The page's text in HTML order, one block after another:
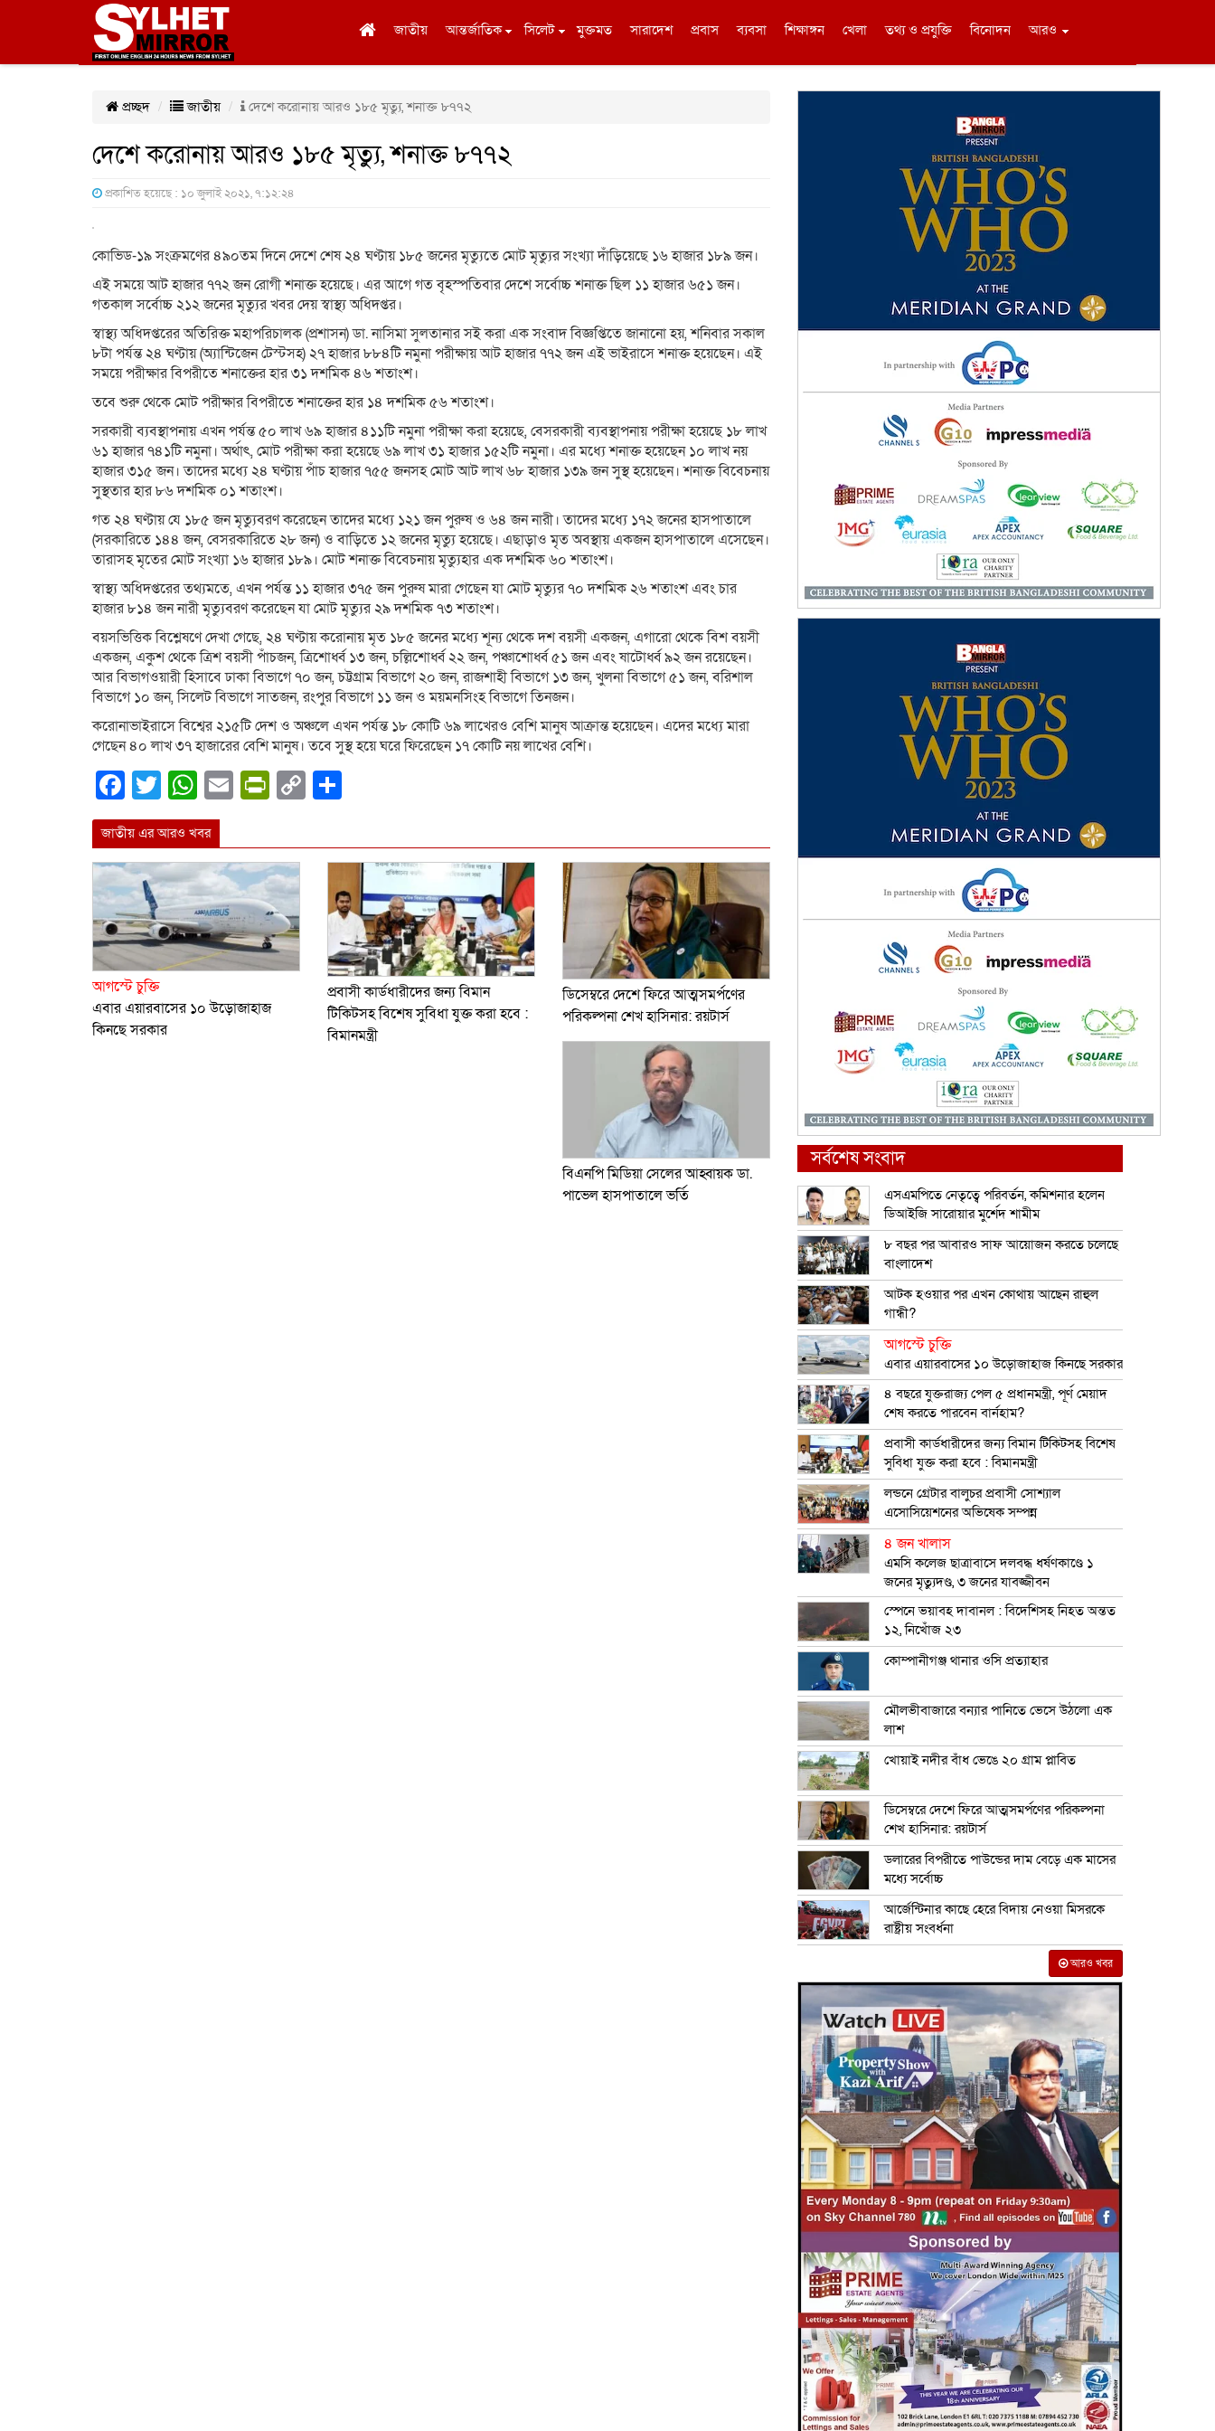
জাতীয় আন্তর্জাতিক সিলেট মুক্তমত সারাদেশ প্রবাস ব্যবসা শিক্ষাঙ্গন খেলা তথ্য ও প্রযুক্তি বিনোদন আরও
প্রচ্ছদ জাতীয় দেশে করোনায় আরও ১৮৫ মৃত্যু, শনাক্ত ৮৭৭২
দেশে করোনায় আরও ১৮৫ মৃত্যু, শনাক্ত ৮৭৭২
প্রকাশিত হয়েছে : ১০ জুলাই ২০২১, ৭:১২:২৪
কোভিড-১৯ সংক্রমণের ৪৯০তম দিনে দেশে শেষ ২৪ ঘণ্টায় ১৮৫ জনের মৃত্যুতে মোট মৃত্যুর সংখ্যা দাঁড়িয়েছে ১৬ হাজার ১৮৯ জন।
এই সময়ে আট হাজার ৭৭২ জন রোগী শনাক্ত হয়েছে। এর আগে গত বৃহস্পতিবার দেশে সর্বোচ্চ শনাক্ত ছিল ১১ হাজার ৬৫১ জন।
গতকাল সর্বোচ্চ ২১২ জনের মৃত্যুর খবর দেয় স্বাস্থ্য অধিদপ্তর।
স্বাস্থ্য অধিদপ্তরের অতিরিক্ত মহাপরিচালক (প্রশাসন) ডা. নাসিমা সুলতানার সই করা এক সংবাদ বিজ্ঞপ্তিতে জানানো হয়, শনিবার সকাল
৮টা পর্যন্ত ২৪ ঘণ্টায় (অ্যান্টিজেন টেস্টসহ) ২৭ হাজার ৮৮৪টি নমুনা পরীক্ষায় আট হাজার ৭৭২ জন এই ভাইরাসে শনাক্ত হয়েছেন। এই
সময়ে পরীক্ষার বিপরীতে শনাক্তের হার ৩১ দশমিক ৪৬ শতাংশ।
তবে শুরু থেকে মোট পরীক্ষার বিপরীতে শনাক্তের হার ১৪ দশমিক ৫৬ শতাংশ।
সরকারী ব্যবস্থাপনায় এখন পর্যন্ত ৫০ লাখ ৬৯ হাজার ৪১১টি নমুনা পরীক্ষা করা হয়েছে, বেসরকারী ব্যবস্থাপনায় পরীক্ষা হয়েছে ১৮ লাখ
৬১ হাজার ৭৪১টি নমুনা। অর্থাৎ, মোট পরীক্ষা করা হয়েছে ৬৯ লাখ ৩১ হাজার ১৫২টি নমুনা। এর মধ্যে শনাক্ত হয়েছেন ১০ লাখ নয়
হাজার ৩১৫ জন। তাদের মধ্যে ২৪ ঘণ্টায় পাঁচ হাজার ৭৫৫ জনসহ মোট আট লাখ ৬৮ হাজার ১৩৯ জন সুস্থ হয়েছেন। শনাক্ত বিবেচনায়
সুস্থতার হার ৮৬ দশমিক ০১ শতাংশ।
গত ২৪ ঘণ্টায় যে ১৮৫ জন মৃত্যুবরণ করেছেন তাদের মধ্যে ১২১ জন পুরুষ ও ৬৪ জন নারী। তাদের মধ্যে ১৭২ জনের হাসপাতালে
(সরকারিতে ১৪৪ জন, বেসরকারিতে ২৮ জন) ও বাড়িতে ১২ জনের মৃত্যু হয়েছে। এছাড়াও মৃত অবস্থায় একজন হাসপাতালে এসেছেন।
তারাসহ মৃতের মোট সংখ্যা ১৬ হাজার ১৮৯। মোট শনাক্ত বিবেচনায় মৃত্যুহার এক দশমিক ৬০ শতাংশ।
স্বাস্থ্য অধিদপ্তরের তথ্যমতে, এখন পর্যন্ত ১১ হাজার ৩৭৫ জন পুরুষ মারা গেছেন যা মোট মৃত্যুর ৭০ দশমিক ২৬ শতাংশ এবং চার
হাজার ৮১৪ জন নারী মৃত্যুবরণ করেছেন যা মোট মৃত্যুর ২৯ দশমিক ৭৩ শতাংশ।
বয়সভিত্তিক বিশ্লেষণে দেখা গেছে, ২৪ ঘণ্টায় করোনায় মৃত ১৮৫ জনের মধ্যে শূন্য থেকে দশ বয়সী একজন, এগারো থেকে বিশ বয়সী
একজন, একুশ থেকে ত্রিশ বয়সী পাঁচজন, ত্রিশোর্ধ্ব ১৩ জন, চল্লিশোর্ধ্ব ২২ জন, পঞ্চাশোর্ধ্ব ৫১ জন এবং ষাটোর্ধ্ব ৯২ জন রয়েছেন।
আর বিভাগওয়ারী হিসাবে ঢাকা বিভাগে ৭০ জন, চট্টগ্রাম বিভাগে ২০ জন, রাজশাহী বিভাগে ১৩ জন, খুলনা বিভাগে ৫১ জন, বরিশাল
বিভাগে ১০ জন, সিলেট বিভাগে সাতজন, রংপুর বিভাগে ১১ জন ও ময়মনসিংহ বিভাগে তিনজন।
করোনাভাইরাসে বিশ্বের ২১৫টি দেশ ও অঞ্চলে এখন পর্যন্ত ১৮ কোটি ৬৯ লাখেরও বেশি মানুষ আক্রান্ত হয়েছেন। এদের মধ্যে মারা
গেছেন ৪০ লাখ ৩৭ হাজারের বেশি মানুষ। তবে সুস্থ হয়ে ঘরে ফিরেছেন ১৭ কোটি নয় লাখের বেশি।
Facebook
Twitter
WhatsApp
EmailPrintFriendly
Copy
জাতীয় এর আরও খবর
আগস্টে চুক্তি
এবার এয়ারবাসের ১০ উড়োজাহাজ
কিনছে সরকার
প্রবাসী কার্ডধারীদের জন্য বিমান
টিকিটসহ বিশেষ সুবিধা যুক্ত করা হবে :
বিমানমন্ত্রী
ডিসেম্বরে দেশে ফিরে আত্মসমর্পণের
পরিকল্পনা শেখ হাসিনার: রয়টার্স
বিএনপি মিডিয়া সেলের আহ্বায়ক ডা.
পাভেল হাসপাতালে ভর্তি
সর্বশেষ সংবাদ
এসএমপিতে নেতৃত্বে পরিবর্তন, কমিশনার হলেন
ডিআইজি সারোয়ার মুর্শেদ শামীম
৮ বছর পর আবারও সাফ আয়োজন করতে চলেছে
বাংলাদেশ
আটক হওয়ার পর এখন কোথায় আছেন রাহুল
গান্ধী?
আগস্টে চুক্তি
এবার এয়ারবাসের ১০ উড়োজাহাজ কিনছে সরকার
৪ বছরে যুক্তরাজ্য পেল ৫ প্রধানমন্ত্রী, পূর্ণ মেয়াদ
শেষ করতে পারবেন বার্নহাম?
প্রবাসী কার্ডধারীদের জন্য বিমান টিকিটসহ বিশেষ
সুবিধা যুক্ত করা হবে : বিমানমন্ত্রী
লন্ডনে গ্রেটার বালুচর প্রবাসী সোশ্যাল
এসোসিয়েশনের অভিষেক সম্পন্ন
৪ জন খালাস
এমসি কলেজ ছাত্রাবাসে দলবদ্ধ ধর্ষণকাণ্ডে ১
জনের মৃত্যুদণ্ড, ৩ জনের যাবজ্জীবন
স্পেনে ভয়াবহ দাবানল : বিদেশিসহ নিহত অন্তত
১২, নিখোঁজ ২৩
কোম্পানীগঞ্জ থানার ওসি প্রত্যাহার
মৌলভীবাজারে বন্যার পানিতে ভেসে উঠলো এক
লাশ
খোয়াই নদীর বাঁধ ভেঙে ২০ গ্রাম প্লাবিত
ডিসেম্বরে দেশে ফিরে আত্মসমর্পণের পরিকল্পনা
শেখ হাসিনার: রয়টার্স
ডলারের বিপরীতে পাউন্ডের দাম বেড়ে এক মাসের
মধ্যে সর্বোচ্চ
আর্জেন্টিনার কাছে হেরে বিদায় নেওয়া মিসরকে
রাষ্ট্রীয় সংবর্ধনা
আরও খবর